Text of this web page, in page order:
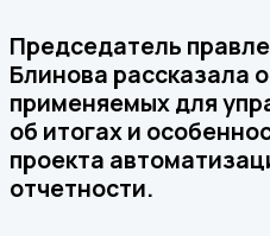
Председатель
Блинова рассказала
применяемых для
об итогах и
проекта
отчетности.